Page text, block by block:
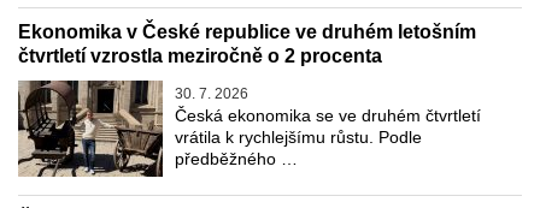
Ekonomika v České republice ve druhém letošním
čtvrtletí vzrostla meziročně o 2 procenta
30. 7. 2026
Česká ekonomika se ve druhém čtvrtletí
vrátila k rychlejšímu růstu. Podle
předběžného …